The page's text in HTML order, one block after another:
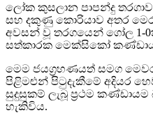
ලෝක කුසලාන පාපන්දු
සහ දකුණු කොරියාව අතර
අවසන් වූ තරගයෙන් ගෝල 1-
සත්කාරක මෙක්සිකෝ
මෙම ජයග්‍රහණයත් සමග
පිළිමළුන් පිටුදැකීමේ අදියර
සුදුසුකම් ලැබූ ප්‍රථම
හැකිවිය.